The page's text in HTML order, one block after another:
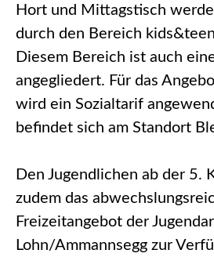
Hort und Mittagstisch
durch den Bereich
Diesem Bereich ist auch
angegliedert. Für das
wird ein Sozialtarif
befindet sich am Standort
Den Jugendlichen ab der 5.
zudem das
Freizeitangebot der
Lohn/Ammannsegg zur